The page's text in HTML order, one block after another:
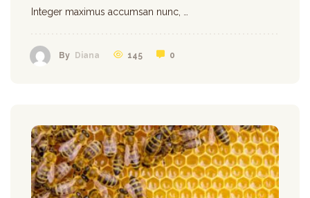
Integer maximus accumsan nunc, …
By Diana 145 0